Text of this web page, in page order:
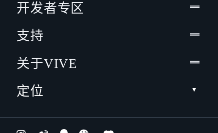
开发者专区
支持
关于VIVE
定位